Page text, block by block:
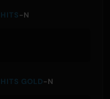
-N
GOLD-N